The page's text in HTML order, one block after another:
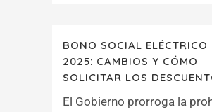
BONO SOCIAL ELÉCTRICO
2025: CAMBIOS Y CÓMO
SOLICITAR LOS
El Gobierno prorroga la